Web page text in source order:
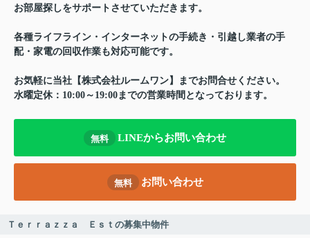
お部屋探しをサポートさせていただきます。
各種ライフライン・インターネットの手続き・引越し業者の手
配・家電の回収作業も対応可能です。
お気軽に当社【株式会社ルームワン】までお問合せください。
水曜定休：10:00～19:00までの営業時間となっております。
無料 LINEからお問い合わせ
無料 お問い合わせ
Ｔｅｒｒａｚｚａ Ｅｓｔの募集中物件